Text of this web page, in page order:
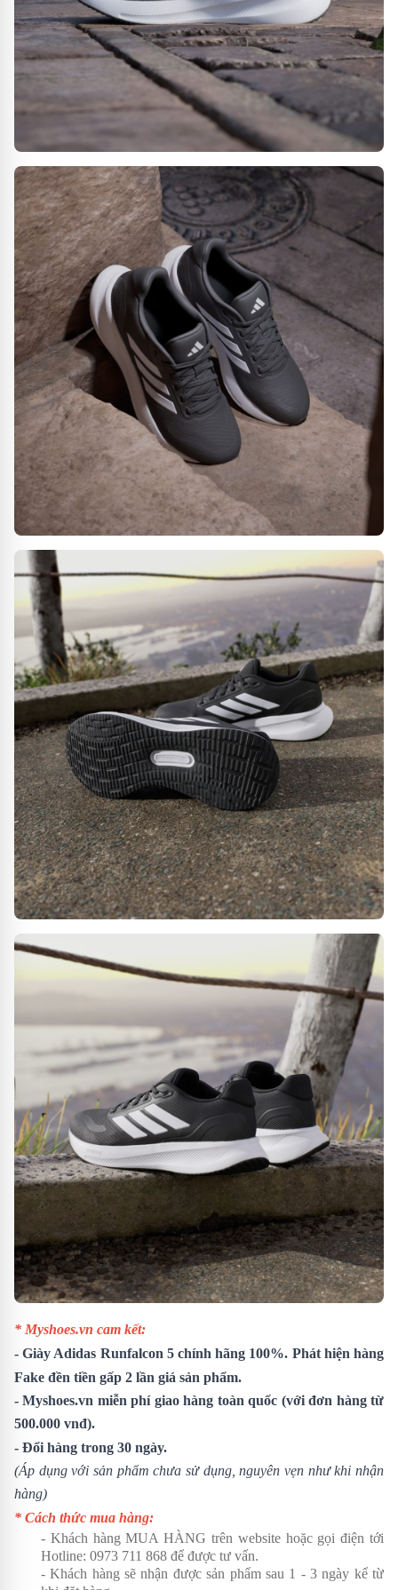
* Myshoes.vn cam kết:
-Giày Adidas Runfalcon 5chính hãng 100%. Phát hiện hàng
Fake đền tiền gấp 2 lần giá sản phẩm.
- Myshoes.vn miễn phí giao hàng toàn quốc (với đơn hàng từ
500.000 vnđ).
- Đổi hàng trong 30 ngày.
(Áp dụng với sản phẩm chưa sử dụng, nguyên vẹn như khi nhận
hàng)
* Cách thức mua hàng:
- Khách hàng MUA HÀNG trên website hoặc gọi điện tới
Hotline: 0973 711 868 để được tư vấn.
- Khách hàng sẽ nhận được sản phẩm sau 1 - 3 ngày kể từ